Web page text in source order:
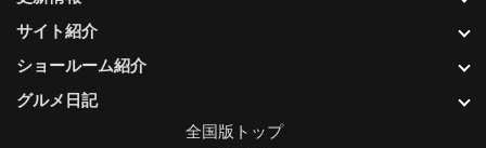
サイト紹介
ショールーム紹介
グルメ日記
全国版トップ